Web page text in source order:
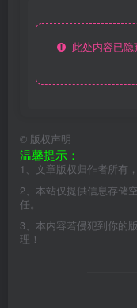
此处内容已隐
© 版权声明
温馨提示：
1、文章版权归作者所有
2、本站仅提供信息存储
任。
3、本内容若侵犯到你的
理！